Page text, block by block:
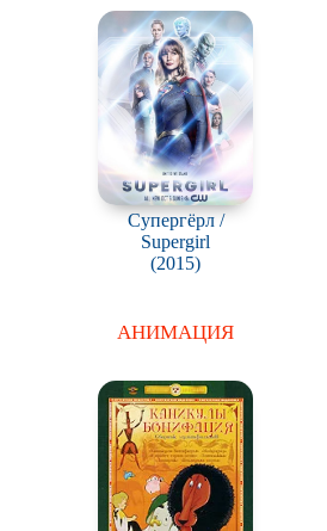
Супергёрл /
Supergirl
(2015)
АНИМАЦИЯ